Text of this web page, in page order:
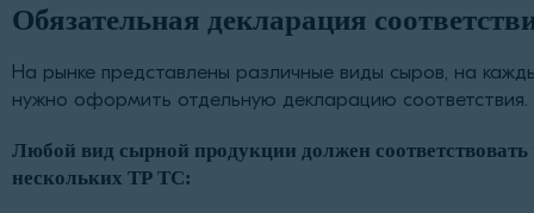
Обязательная декларация
На рынке представлены различные виды сыров, на
нужно оформить отдельную декларацию соответствия.
Любой вид сырной продукции должен
нескольких ТР ТС: